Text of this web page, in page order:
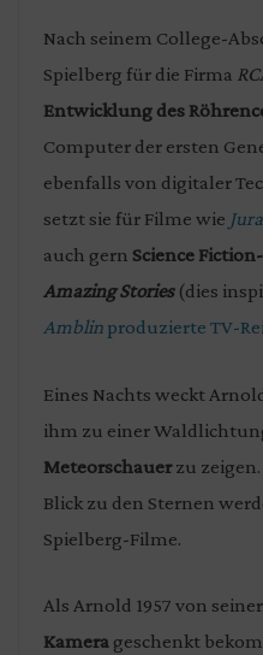
Nach seinem College-
Spielberg für die Firma
Entwicklung des
Computer der ersten
ebenfalls von digitaler
setzt sie für Filme wie
auch gern Science
Amazing Stories (dies
Amblin produzierte TV-
Eines Nachts weckt
ihm zu einer
Meteorschauerzu
Blick zu den Sternen
Spielberg-Filme.
Als Arnold 1957 von seiner
Kamera geschenkt